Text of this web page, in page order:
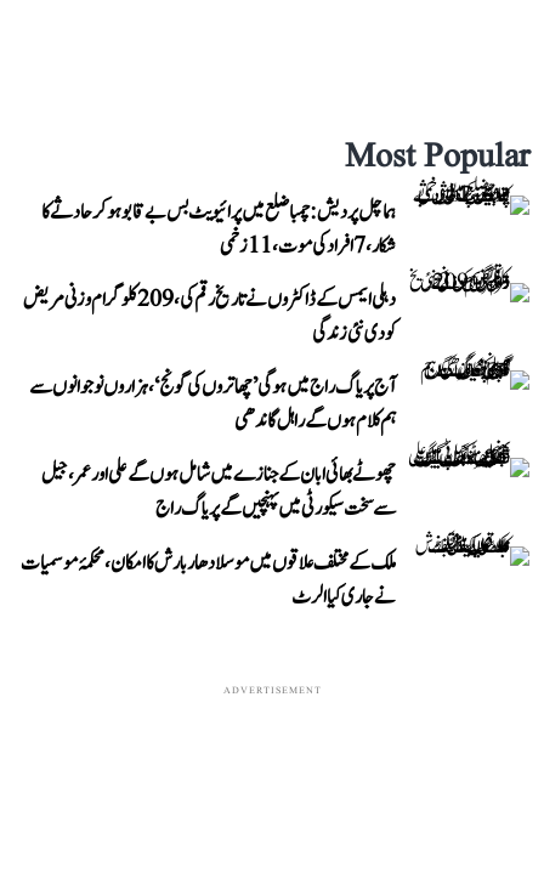
Most Popular
ہماچل پردیش: چمبا ضلع میں پرائیویٹ بس بے قابو ہوکر حادثے کا
شکار، 7 افراد کی موت، 11 زخمی
دہلی ایمس کے ڈاکٹروں نے تاریخ رقم کی، 209 کلوگرام وزنی مریض
کو دی نئی زندگی
آج پریاگ راج میں ہوگی ’چھاتروں کی گونج‘، ہزاروں نوجوانوں سے
ہم کلام ہوں گے راہل گاندھی
چھوٹے بھائی ابان کے جنازے میں شامل ہوں گے علی اور عمر، جیل
سے سخت سیکورٹی میں پہنچیں گے پریاگ راج
ملک کے مختلف علاقوں میں موسلادھار بارش کا امکان، محکمۂ موسمیات
نے جاری کیا الرٹ
ADVERTISEMENT